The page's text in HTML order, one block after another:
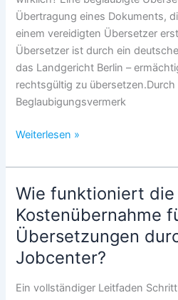
andere
Sprache
(außer
Deutsch)?
Übertragung eines Dokuments,
einem vereidigten Übersetzer
Übersetzer ist durch ein
das Landgericht Berlin –
rechtsgültig zu
Beglaubigungsvermerk
Beglaubigte
mit
Apostille
–
Der
komplette
Leitfaden
Weiterlesen »
Wie funktioniert die
Kostenübernahme
Übersetzungen
Jobcenter?
Ein vollständiger Leitfaden